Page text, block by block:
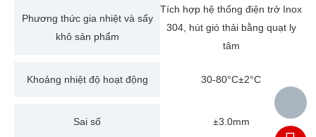
Phương thức gia nhiệt và sấy
khô sản phẩm
Tích hợp hệ thống điện trở Inox
304, hút gió thải bằng quạt ly
tâm
Khoảng nhiệt độ hoạt động 30-80°C±2°C
Sai số ±3.0mm